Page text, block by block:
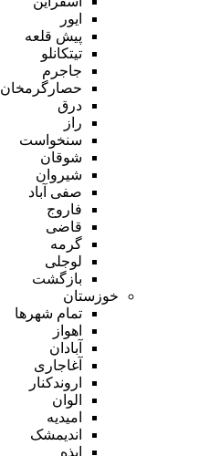
ایور
پیش قلعه
تیتکانلو
جاجرم
حصارگرمخان
درق
راز
سنخواست
شوقان
شیروان
صفی آباد
فاروج
قاضی
گرمه
لوجلی
بازگشت
خوزستان
تمام شهر‌ها
اهواز
آبادان
آغاجاری
اروندکنار
الوان
امیدیه
اندیمشک
ایذه